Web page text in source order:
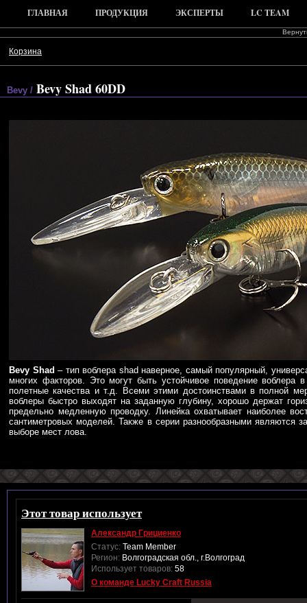
ГЛАВНАЯ ПРОДУКЦИЯ ЭКСПЕРТЫ LC TEAM
Корзина
Bevy / Bevy Shad 60DD
Bevy Shad – тип воблера shad наверное, самый популярный,
многих факторов. Это могут быть устойчивое поведение воблера
полетные качества и т.д. Всеми этими достоинствами в полной
воблеры быстро выходят на заданную глубину, хорошо держат
предельно медленную проводку. Линейка охватывает наиболее
сантиметровых моделей. Также в серии разнообразными являются
выборе мест лова.
Этот товар использует
Александр Грициенко
Статус: Team Member
Регион: Волгоградская обл., г.Волгоград
Использует товаров: 58
О команде Lucky Craft Russia